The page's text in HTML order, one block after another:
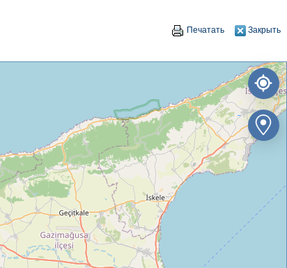
Печатать Закрыть